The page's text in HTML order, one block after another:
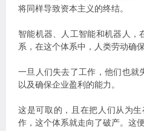
将同样导致资本主义的终结。
智能机器、人工智能和机器人，
系，在这个体系中，人类劳动确
一旦人们失去了工作，他们也就
以及确保企业盈利的能力。
这是可取的，且在把人们从为
作，这个体系就走向了破产。这